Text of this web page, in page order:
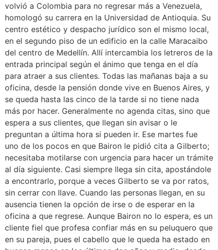
volvió a Colombia para no regresar más a Venezuela,
homologó su carrera en la Universidad de Antioquia. Su
centro estético y despacho jurídico son el mismo local,
en el segundo piso de un edificio en la calle Maracaibo
del centro de Medellín. Allí intercambia los letreros de la
entrada principal según el ánimo que tenga en el día
para atraer a sus clientes. Todas las mañanas baja a su
oficina, desde la pensión donde vive en Buenos Aires, y
se queda hasta las cinco de la tarde si no tiene nada
más por hacer. Generalmente no agenda citas, sino que
espera a sus clientes, que llegan sin avisar o le
preguntan a última hora si pueden ir. Ese martes fue
uno de los pocos en que Bairon le pidió cita a Gilberto;
necesitaba motilarse con urgencia para hacer un trámite
al día siguiente. Casi siempre llega sin cita, apostándole
a encontrarlo, porque a veces Gilberto se va por ratos,
sin cerrar con llave. Cuando las personas llegan, en su
ausencia tienen la opción de irse o de esperar en la
oficina a que regrese. Aunque Bairon no lo espera, es un
cliente fiel que profesa confiar más en su peluquero que
en su pareja, pues el cabello que le queda ha estado en